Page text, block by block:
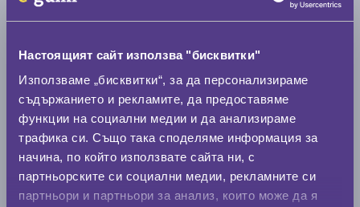
Настоящият сайт използва "бисквитки"
Използваме „бисквитки“, за да персонализираме
съдържанието и рекламите, да предоставяме
функции на социални медии и да анализираме
трафика си. Също така споделяме информация за
начина, по който използвате сайта ни, с
партньорските си социални медии, рекламните си
партньори и партньори за анализ, които може да я
Нов размер
Стар размер